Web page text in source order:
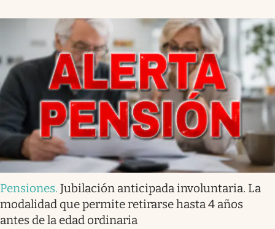
Pensiones. Jubilación anticipada involuntaria. La
modalidad que permite retirarse hasta 4 años
antes de la edad ordinaria